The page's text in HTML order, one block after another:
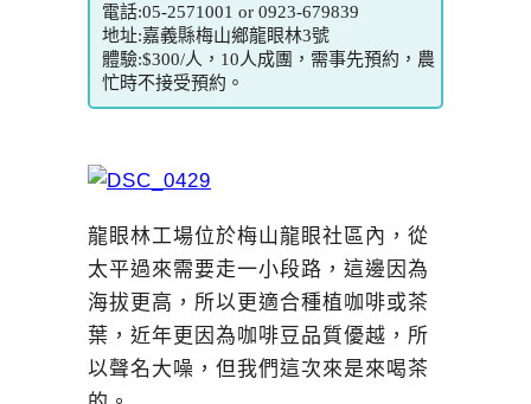
電話:05-2571001 or 0923-679839
地址:嘉義縣梅山鄉龍眼林3號
體驗:$300/人，10人成團，需事先預約，農
忙時不接受預約。
龍眼林工場位於梅山龍眼社區內，從
太平過來需要走一小段路，這邊因為
海拔更高，所以更適合種植咖啡或茶
葉，近年更因為咖啡豆品質優越，所
以聲名大噪，但我們這次來是來喝茶